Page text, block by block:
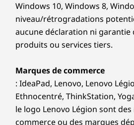
Windows 10, Windows 8,
niveau/rétrogradations
aucune déclaration ni garantie
produits ou services tiers.
Marques de commerce
: IdeaPad, Lenovo, Lenovo
Ethnocentré, ThinkStation,
le logo Lenovo Légion sont
commerce ou des marques